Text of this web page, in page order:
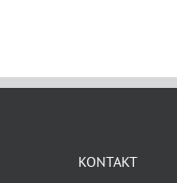
KONTAKT